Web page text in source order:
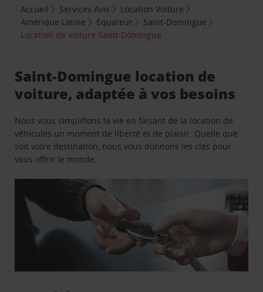
Accueil Services Avis
Location Voiture
Amérique Latine
Équateur
Saint-Domingue
Location de voiture Saint-Domingue
Saint-Domingue location de
voiture, adaptée à vos besoins
Nous vous simplifions la vie en faisant de la location de
véhicules un moment de liberté et de plaisir. Quelle que
soit votre destination, nous vous donnons les clés pour
vous offrir le monde.